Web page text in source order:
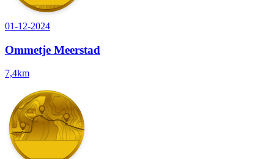
01-12-2024
Ommetje Meerstad
7,4km